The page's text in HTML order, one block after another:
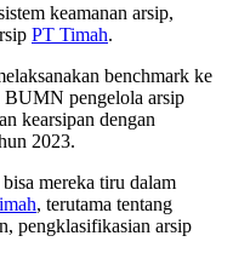
keamanan arsip,
PT Timah.
benchmark ke
BUMN pengelola arsip
kearsipan dengan
2023.
mereka tiru dalam
, terutama tentang
pengklasifikasian arsip